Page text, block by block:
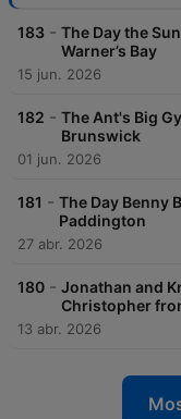
183 - The Day the
Warner’s Bay
15 jun. 2026
182 - The Ant's Big
Brunswick
01 jun. 2026
181 - The Day Benny
Paddington
27 abr. 2026
180 - Jonathan and
Christopher
13 abr. 2026